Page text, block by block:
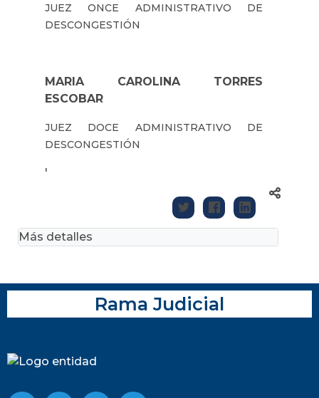
JUEZ ONCE ADMINISTRATIVO DE
DESCONGESTIÓN
MARIA CAROLINA TORRES
ESCOBAR
JUEZ DOCE ADMINISTRATIVO DE
DESCONGESTIÓN
'
Más detalles
Rama Judicial